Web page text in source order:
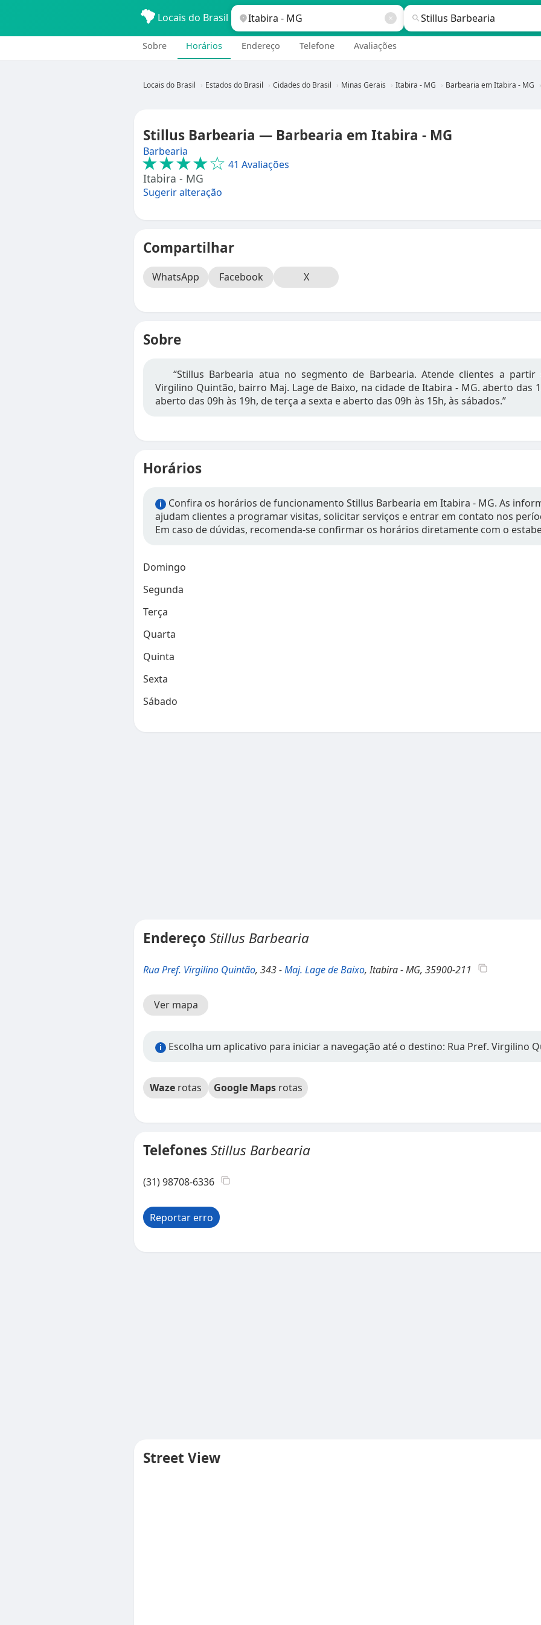
Locais do Brasil
Sobre Horários Endereço Telefone Avaliações
Locais do Brasil Estados do Brasil Cidades do Brasil Minas Gerais Itabira - MG Barbearia em Itabira - MG
Stillus Barbearia — Barbearia em Itabira - MG
Barbearia
★★★★☆ 41 Avaliações
Itabira - MG
Sugerir alteração
Compartilhar
WhatsApp Facebook X
Sobre
“Stillus Barbearia atua no segmento de Barbearia. Atende clientes a partir
Virgilino Quintão, bairro Maj. Lage de Baixo, na cidade de Itabira - MG. aberto das
aberto das 09h às 19h, de terça a sexta e aberto das 09h às 15h, às sábados.”
Horários
i
Confira os horários de funcionamento Stillus Barbearia em Itabira - MG. As
ajudam clientes a programar visitas, solicitar serviços e entrar em contato nos
Em caso de dúvidas, recomenda-se confirmar os horários diretamente com o
Domingo
Segunda
Terça
Quarta
Quinta
Sexta
Sábado
Endereço Stillus Barbearia
Rua Pref. Virgilino Quintão, 343 -Maj. Lage de Baixo, Itabira - MG, 35900-211
Ver mapa
i Escolha um aplicativo para iniciar a navegação até o destino: Rua Pref. Virgilino
Waze rotas Google Maps rotas
TelefonesStillus Barbearia
(31) 98708-6336
Reportar erro
Street View